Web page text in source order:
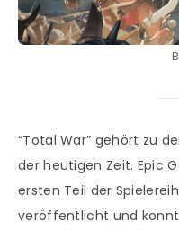
“Total War” gehört zu
der heutigen Zeit. Epic
ersten Teil der
veröffentlicht und